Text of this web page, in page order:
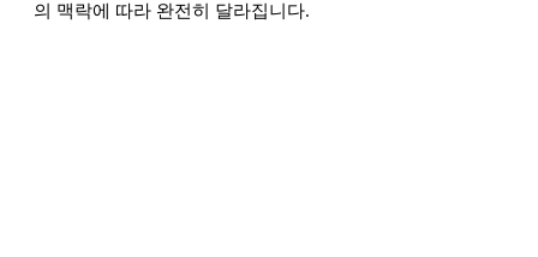
의 맥락에 따라 완전히 달라집니다.